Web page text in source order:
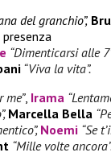
del granchio”,
“Dimenticarsi alle 7”
“Viva la vita”.
me”, Irama
Marcella Bella
Noemi “Se
“Mille volte